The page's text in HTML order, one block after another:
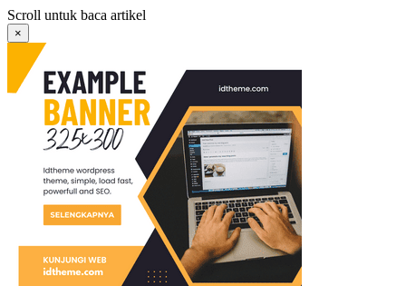
Langsung
ke
konten
Scroll untuk baca artikel
×